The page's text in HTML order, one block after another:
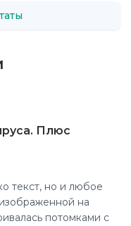
Плюс
текст, но и любое
на
потомками с